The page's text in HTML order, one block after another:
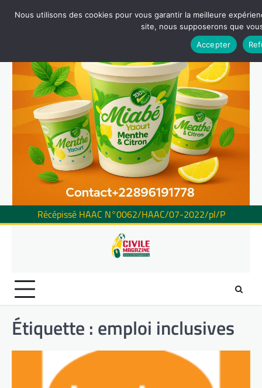
Récépissé HAAC N°0062/HAAC/07-2022/pl/P
Étiquette : emploi inclusives
Nous utilisons des cookies pour vous garantir la meilleure
site, nous supposerons que
Accepter